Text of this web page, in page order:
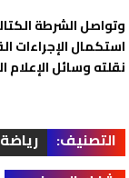
وتواصل الشرطة
استكمال الإجراءات
نقلته وسائل الإعلام
التصنيف:
رياضة